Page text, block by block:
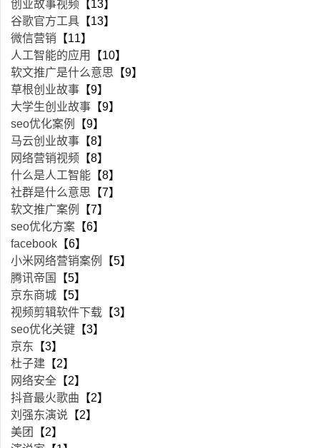
创业故事视频 【13】
谷歌官方工具 【13】
微信营销 【11】
人工智能的应用
【10】
软文推广是什么意思 【9】
草根创业故事 【9】
大学生创业故事 【9】
seo优化案例
【9】
马云创业故事 【8】
网络营销视频 【8】
什么是人工智能 【8】
社群是什么意思 【7】
软文推广案例
【7】
seo优化方案 【6】
facebook 【6】
小米网络营销案例
【5】
腾讯帝国
【5】
京东商城 【5】
视频剪辑软件下载 【3】
seo优化关键 【3】
京东 【3】
杜子建 【2】
网络安全 【2】
抖音最火歌曲 【2】
刘强东演说 【2】
美团
【2】